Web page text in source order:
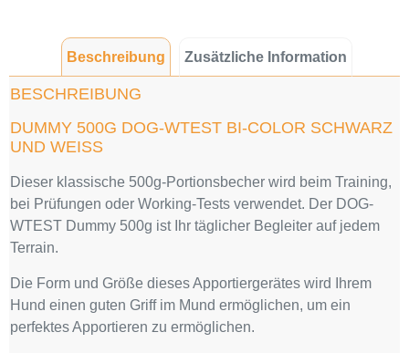
Beschreibung Zusätzliche Information
BESCHREIBUNG
DUMMY 500G DOG-WTEST BI-COLOR SCHWARZ
UND WEISS
Dieser klassische 500g-Portionsbecher wird beim Training,
bei Prüfungen oder Working-Tests verwendet. Der DOG-
WTEST Dummy 500g ist Ihr täglicher Begleiter auf jedem
Terrain.
Die Form und Größe dieses Apportiergerätes wird Ihrem
Hund einen guten Griff im Mund ermöglichen, um ein
perfektes Apportieren zu ermöglichen.